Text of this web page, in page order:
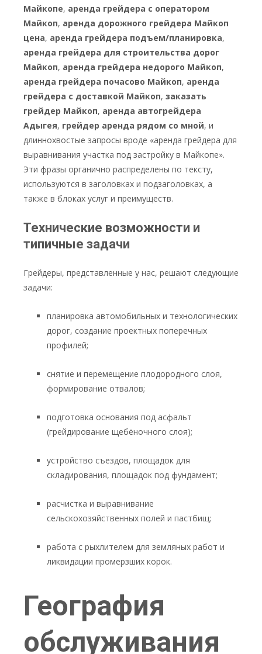
Майкопе, аренда грейдера с оператором
Майкоп, аренда дорожного грейдера Майкоп
цена, аренда грейдера подъем/планировка,
аренда грейдера для строительства дорог
Майкоп, аренда грейдера недорого Майкоп,
аренда грейдера почасово Майкоп, аренда
грейдера с доставкой Майкоп, заказать
грейдер Майкоп, аренда автогрейдера
Адыгея, грейдер аренда рядом со мной, и
длиннохвостые запросы вроде «аренда грейдера для
выравнивания участка под застройку в Майкопе».
Эти фразы органично распределены по тексту,
используются в заголовках и подзаголовках, а
также в блоках услуг и преимуществ.
Технические возможности и
типичные задачи
Грейдеры, представленные у нас, решают следующие
задачи:
планировка автомобильных и технологических
дорог, создание проектных поперечных
профилей;
снятие и перемещение плодородного слоя,
формирование отвалов;
подготовка основания под асфальт
(грейдирование щебёночного слоя);
устройство съездов, площадок для
складирования, площадок под фундамент;
расчистка и выравнивание
сельскохозяйственных полей и пастбищ;
работа с рыхлителем для земляных работ и
ликвидации промерзших корок.
География
обслуживания